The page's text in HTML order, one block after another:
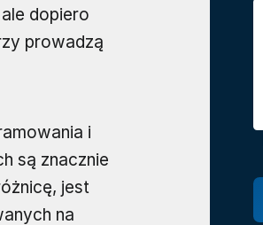
dopiero
prowadzą
i
są znacznie
jest
na